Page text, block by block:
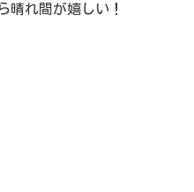
晴れ間が嬉しい！